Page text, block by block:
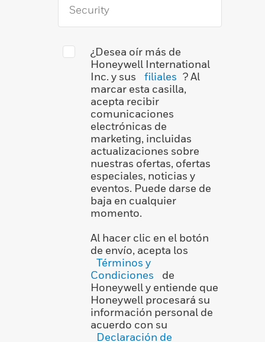
¿Desea oír más de
Honeywell International
Inc. y sus
filiales ? Al
marcar esta casilla,
acepta recibir
comunicaciones
electrónicas de
marketing, incluidas
actualizaciones sobre
nuestras ofertas, ofertas
especiales, noticias y
eventos. Puede darse de
baja en cualquier
momento.
Al hacer clic en el botón
de envío, acepta los
Términos y
Condiciones
de
Honeywell y entiende que
Honeywell procesará su
información personal de
acuerdo con su
Declaración de